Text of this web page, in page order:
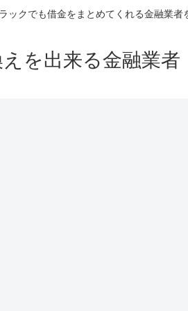
クでも借金をまとめてくれる金融業者
を出来る金融業者